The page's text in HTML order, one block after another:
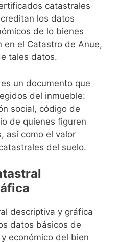
catastrales
los datos
de lo bienes
en el Catastro de Anue,
tales datos.
un documento que
del inmueble:
social, código de
de quienes figuren
así como el valor
del suelo.
descriptiva y gráfica
datos básicos de
económico del bien